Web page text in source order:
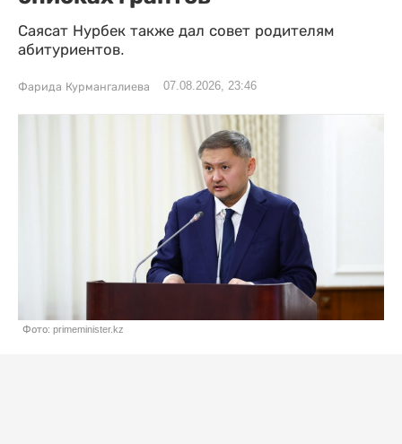
Саясат Нурбек также дал совет родителям
абитуриентов.
Фарида Курмангалиева 07.08.2026, 23:46
Фото: primeminister.kz